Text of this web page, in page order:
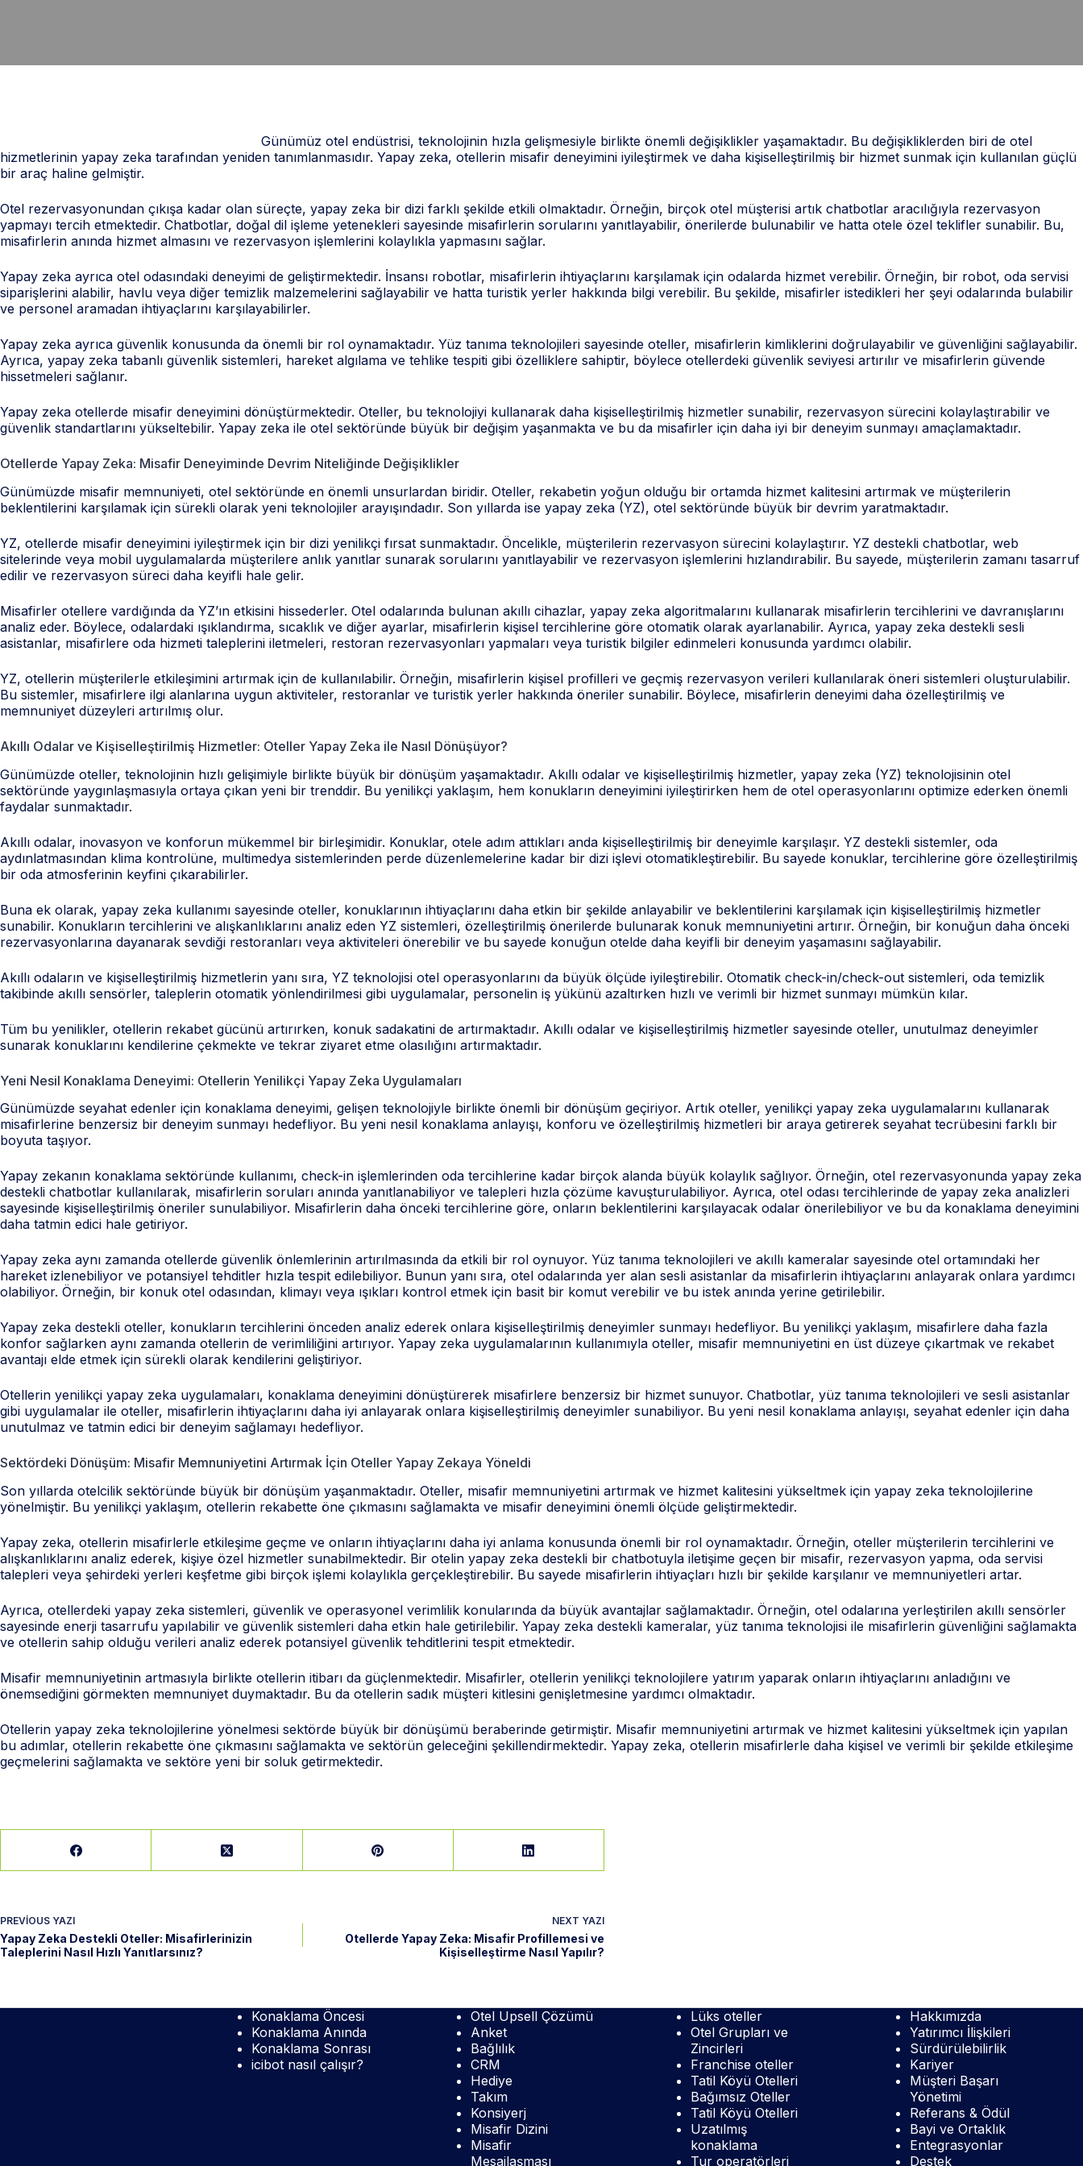
Günümüz otel endüstrisi, teknolojinin hızla gelişmesiyle birlikte önemli değişiklikler yaşamaktadır. Bu değişikliklerden biri de otel
hizmetlerinin yapay zeka tarafından yeniden tanımlanmasıdır. Yapay zeka, otellerin misafir deneyimini iyileştirmek ve daha kişiselleştirilmiş bir hizmet sunmak için kullanılan güçlü
bir araç haline gelmiştir.
Otel rezervasyonundan çıkışa kadar olan süreçte, yapay zeka bir dizi farklı şekilde etkili olmaktadır. Örneğin, birçok otel müşterisi artık chatbotlar aracılığıyla rezervasyon
yapmayı tercih etmektedir. Chatbotlar, doğal dil işleme yetenekleri sayesinde misafirlerin sorularını yanıtlayabilir, önerilerde bulunabilir ve hatta otele özel teklifler sunabilir. Bu,
misafirlerin anında hizmet almasını ve rezervasyon işlemlerini kolaylıkla yapmasını sağlar.
Yapay zeka ayrıca otel odasındaki deneyimi de geliştirmektedir. İnsansı robotlar, misafirlerin ihtiyaçlarını karşılamak için odalarda hizmet verebilir. Örneğin, bir robot, oda servisi
siparişlerini alabilir, havlu veya diğer temizlik malzemelerini sağlayabilir ve hatta turistik yerler hakkında bilgi verebilir. Bu şekilde, misafirler istedikleri her şeyi odalarında bulabilir
ve personel aramadan ihtiyaçlarını karşılayabilirler.
Yapay zeka ayrıca güvenlik konusunda da önemli bir rol oynamaktadır. Yüz tanıma teknolojileri sayesinde oteller, misafirlerin kimliklerini doğrulayabilir ve güvenliğini sağlayabilir.
Ayrıca, yapay zeka tabanlı güvenlik sistemleri, hareket algılama ve tehlike tespiti gibi özelliklere sahiptir, böylece otellerdeki güvenlik seviyesi artırılır ve misafirlerin güvende
hissetmeleri sağlanır.
Yapay zeka otellerde misafir deneyimini dönüştürmektedir. Oteller, bu teknolojiyi kullanarak daha kişiselleştirilmiş hizmetler sunabilir, rezervasyon sürecini kolaylaştırabilir ve
güvenlik standartlarını yükseltebilir. Yapay zeka ile otel sektöründe büyük bir değişim yaşanmakta ve bu da misafirler için daha iyi bir deneyim sunmayı amaçlamaktadır.
Otellerde Yapay Zeka: Misafir Deneyiminde Devrim Niteliğinde Değişiklikler
Günümüzde misafir memnuniyeti, otel sektöründe en önemli unsurlardan biridir. Oteller, rekabetin yoğun olduğu bir ortamda hizmet kalitesini artırmak ve müşterilerin
beklentilerini karşılamak için sürekli olarak yeni teknolojiler arayışındadır. Son yıllarda ise yapay zeka (YZ), otel sektöründe büyük bir devrim yaratmaktadır.
YZ, otellerde misafir deneyimini iyileştirmek için bir dizi yenilikçi fırsat sunmaktadır. Öncelikle, müşterilerin rezervasyon sürecini kolaylaştırır. YZ destekli chatbotlar, web
sitelerinde veya mobil uygulamalarda müşterilere anlık yanıtlar sunarak sorularını yanıtlayabilir ve rezervasyon işlemlerini hızlandırabilir. Bu sayede, müşterilerin zamanı tasarruf
edilir ve rezervasyon süreci daha keyifli hale gelir.
Misafirler otellere vardığında da YZ’ın etkisini hissederler. Otel odalarında bulunan akıllı cihazlar, yapay zeka algoritmalarını kullanarak misafirlerin tercihlerini ve davranışlarını
analiz eder. Böylece, odalardaki ışıklandırma, sıcaklık ve diğer ayarlar, misafirlerin kişisel tercihlerine göre otomatik olarak ayarlanabilir. Ayrıca, yapay zeka destekli sesli
asistanlar, misafirlere oda hizmeti taleplerini iletmeleri, restoran rezervasyonları yapmaları veya turistik bilgiler edinmeleri konusunda yardımcı olabilir.
YZ, otellerin müşterilerle etkileşimini artırmak için de kullanılabilir. Örneğin, misafirlerin kişisel profilleri ve geçmiş rezervasyon verileri kullanılarak öneri sistemleri oluşturulabilir.
Bu sistemler, misafirlere ilgi alanlarına uygun aktiviteler, restoranlar ve turistik yerler hakkında öneriler sunabilir. Böylece, misafirlerin deneyimi daha özelleştirilmiş ve
memnuniyet düzeyleri artırılmış olur.
Akıllı Odalar ve Kişiselleştirilmiş Hizmetler: Oteller Yapay Zeka ile Nasıl Dönüşüyor?
Günümüzde oteller, teknolojinin hızlı gelişimiyle birlikte büyük bir dönüşüm yaşamaktadır. Akıllı odalar ve kişiselleştirilmiş hizmetler, yapay zeka (YZ) teknolojisinin otel
sektöründe yaygınlaşmasıyla ortaya çıkan yeni bir trenddir. Bu yenilikçi yaklaşım, hem konukların deneyimini iyileştirirken hem de otel operasyonlarını optimize ederken önemli
faydalar sunmaktadır.
Akıllı odalar, inovasyon ve konforun mükemmel bir birleşimidir. Konuklar, otele adım attıkları anda kişiselleştirilmiş bir deneyimle karşılaşır. YZ destekli sistemler, oda
aydınlatmasından klima kontrolüne, multimedya sistemlerinden perde düzenlemelerine kadar bir dizi işlevi otomatikleştirebilir. Bu sayede konuklar, tercihlerine göre özelleştirilmiş
bir oda atmosferinin keyfini çıkarabilirler.
Buna ek olarak, yapay zeka kullanımı sayesinde oteller, konuklarının ihtiyaçlarını daha etkin bir şekilde anlayabilir ve beklentilerini karşılamak için kişiselleştirilmiş hizmetler
sunabilir. Konukların tercihlerini ve alışkanlıklarını analiz eden YZ sistemleri, özelleştirilmiş önerilerde bulunarak konuk memnuniyetini artırır. Örneğin, bir konuğun daha önceki
rezervasyonlarına dayanarak sevdiği restoranları veya aktiviteleri önerebilir ve bu sayede konuğun otelde daha keyifli bir deneyim yaşamasını sağlayabilir.
Akıllı odaların ve kişiselleştirilmiş hizmetlerin yanı sıra, YZ teknolojisi otel operasyonlarını da büyük ölçüde iyileştirebilir. Otomatik check-in/check-out sistemleri, oda temizlik
takibinde akıllı sensörler, taleplerin otomatik yönlendirilmesi gibi uygulamalar, personelin iş yükünü azaltırken hızlı ve verimli bir hizmet sunmayı mümkün kılar.
Tüm bu yenilikler, otellerin rekabet gücünü artırırken, konuk sadakatini de artırmaktadır. Akıllı odalar ve kişiselleştirilmiş hizmetler sayesinde oteller, unutulmaz deneyimler
sunarak konuklarını kendilerine çekmekte ve tekrar ziyaret etme olasılığını artırmaktadır.
Yeni Nesil Konaklama Deneyimi: Otellerin Yenilikçi Yapay Zeka Uygulamaları
Günümüzde seyahat edenler için konaklama deneyimi, gelişen teknolojiyle birlikte önemli bir dönüşüm geçiriyor. Artık oteller, yenilikçi yapay zeka uygulamalarını kullanarak
misafirlerine benzersiz bir deneyim sunmayı hedefliyor. Bu yeni nesil konaklama anlayışı, konforu ve özelleştirilmiş hizmetleri bir araya getirerek seyahat tecrübesini farklı bir
boyuta taşıyor.
Yapay zekanın konaklama sektöründe kullanımı, check-in işlemlerinden oda tercihlerine kadar birçok alanda büyük kolaylık sağlıyor. Örneğin, otel rezervasyonunda yapay zeka
destekli chatbotlar kullanılarak, misafirlerin soruları anında yanıtlanabiliyor ve talepleri hızla çözüme kavuşturulabiliyor. Ayrıca, otel odası tercihlerinde de yapay zeka analizleri
sayesinde kişiselleştirilmiş öneriler sunulabiliyor. Misafirlerin daha önceki tercihlerine göre, onların beklentilerini karşılayacak odalar önerilebiliyor ve bu da konaklama deneyimini
daha tatmin edici hale getiriyor.
Yapay zeka aynı zamanda otellerde güvenlik önlemlerinin artırılmasında da etkili bir rol oynuyor. Yüz tanıma teknolojileri ve akıllı kameralar sayesinde otel ortamındaki her
hareket izlenebiliyor ve potansiyel tehditler hızla tespit edilebiliyor. Bunun yanı sıra, otel odalarında yer alan sesli asistanlar da misafirlerin ihtiyaçlarını anlayarak onlara yardımcı
olabiliyor. Örneğin, bir konuk otel odasından, klimayı veya ışıkları kontrol etmek için basit bir komut verebilir ve bu istek anında yerine getirilebilir.
Yapay zeka destekli oteller, konukların tercihlerini önceden analiz ederek onlara kişiselleştirilmiş deneyimler sunmayı hedefliyor. Bu yenilikçi yaklaşım, misafirlere daha fazla
konfor sağlarken aynı zamanda otellerin de verimliliğini artırıyor. Yapay zeka uygulamalarının kullanımıyla oteller, misafir memnuniyetini en üst düzeye çıkartmak ve rekabet
avantajı elde etmek için sürekli olarak kendilerini geliştiriyor.
Otellerin yenilikçi yapay zeka uygulamaları, konaklama deneyimini dönüştürerek misafirlere benzersiz bir hizmet sunuyor. Chatbotlar, yüz tanıma teknolojileri ve sesli asistanlar
gibi uygulamalar ile oteller, misafirlerin ihtiyaçlarını daha iyi anlayarak onlara kişiselleştirilmiş deneyimler sunabiliyor. Bu yeni nesil konaklama anlayışı, seyahat edenler için daha
unutulmaz ve tatmin edici bir deneyim sağlamayı hedefliyor.
Sektördeki Dönüşüm: Misafir Memnuniyetini Artırmak İçin Oteller Yapay Zekaya Yöneldi
Son yıllarda otelcilik sektöründe büyük bir dönüşüm yaşanmaktadır. Oteller, misafir memnuniyetini artırmak ve hizmet kalitesini yükseltmek için yapay zeka teknolojilerine
yönelmiştir. Bu yenilikçi yaklaşım, otellerin rekabette öne çıkmasını sağlamakta ve misafir deneyimini önemli ölçüde geliştirmektedir.
Yapay zeka, otellerin misafirlerle etkileşime geçme ve onların ihtiyaçlarını daha iyi anlama konusunda önemli bir rol oynamaktadır. Örneğin, oteller müşterilerin tercihlerini ve
alışkanlıklarını analiz ederek, kişiye özel hizmetler sunabilmektedir. Bir otelin yapay zeka destekli bir chatbotuyla iletişime geçen bir misafir, rezervasyon yapma, oda servisi
talepleri veya şehirdeki yerleri keşfetme gibi birçok işlemi kolaylıkla gerçekleştirebilir. Bu sayede misafirlerin ihtiyaçları hızlı bir şekilde karşılanır ve memnuniyetleri artar.
Ayrıca, otellerdeki yapay zeka sistemleri, güvenlik ve operasyonel verimlilik konularında da büyük avantajlar sağlamaktadır. Örneğin, otel odalarına yerleştirilen akıllı sensörler
sayesinde enerji tasarrufu yapılabilir ve güvenlik sistemleri daha etkin hale getirilebilir. Yapay zeka destekli kameralar, yüz tanıma teknolojisi ile misafirlerin güvenliğini sağlamakta
ve otellerin sahip olduğu verileri analiz ederek potansiyel güvenlik tehditlerini tespit etmektedir.
Misafir memnuniyetinin artmasıyla birlikte otellerin itibarı da güçlenmektedir. Misafirler, otellerin yenilikçi teknolojilere yatırım yaparak onların ihtiyaçlarını anladığını ve
önemsediğini görmekten memnuniyet duymaktadır. Bu da otellerin sadık müşteri kitlesini genişletmesine yardımcı olmaktadır.
Otellerin yapay zeka teknolojilerine yönelmesi sektörde büyük bir dönüşümü beraberinde getirmiştir. Misafir memnuniyetini artırmak ve hizmet kalitesini yükseltmek için yapılan
bu adımlar, otellerin rekabette öne çıkmasını sağlamakta ve sektörün geleceğini şekillendirmektedir. Yapay zeka, otellerin misafirlerle daha kişisel ve verimli bir şekilde etkileşime
geçmelerini sağlamakta ve sektöre yeni bir soluk getirmektedir.
PREVIOUS YAZI
Yapay Zeka Destekli Oteller: Misafirlerinizin
Taleplerini Nasıl Hızlı Yanıtlarsınız?
NEXT YAZI
Otellerde Yapay Zeka: Misafir Profillemesi ve
Kişiselleştirme Nasıl Yapılır?
Konaklama Öncesi
Konaklama Anında
Konaklama Sonrası
icibot nasıl çalışır?
Otel Upsell Çözümü
Anket
Bağlılık
CRM
Hediye
Takım
Konsiyerj
Misafir Dizini
Misafir
Mesajlaşması
Lüks oteller
Otel Grupları ve
Zincirleri
Franchise oteller
Tatil Köyü Otelleri
Bağımsız Oteller
Tatil Köyü Otelleri
Uzatılmış
konaklama
Tur operatörleri
Hakkımızda
Yatırımcı İlişkileri
Sürdürülebilirlik
Kariyer
Müşteri Başarı
Yönetimi
Referans & Ödül
Bayi ve Ortaklık
Entegrasyonlar
Destek